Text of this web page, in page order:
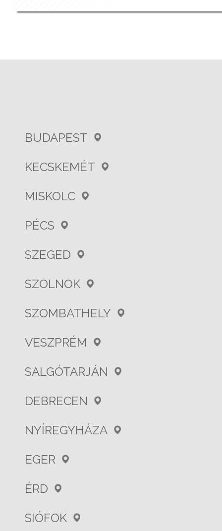
BUDAPEST
KECSKEMÉT
MISKOLC
PÉCS
SZEGED
SZOLNOK
SZOMBATHELY
VESZPRÉM
SALGÓTARJÁN
DEBRECEN
NYÍREGYHÁZA
EGER
ÉRD
SIÓFOK